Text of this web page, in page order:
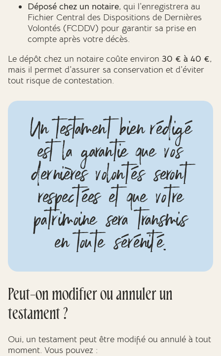
Déposé chez un notaire, qui l’enregistrera au
Fichier Central des Dispositions de Dernières
Volontés (FCDDV) pour garantir sa prise en
compte après votre décès.
Le dépôt chez un notaire coûte environ 30 € à 40 €,
mais il permet d’assurer sa conservation et d’éviter
tout risque de contestation.
Un testament bien rédigé
est la garantie que vos
dernières volontés seront
respectées et que votre
patrimoine sera transmis
en toute sérénité.
Peut-on modifier ou annuler un
testament ?
Oui, un testament peut être modifié ou annulé à tout
moment. Vous pouvez :